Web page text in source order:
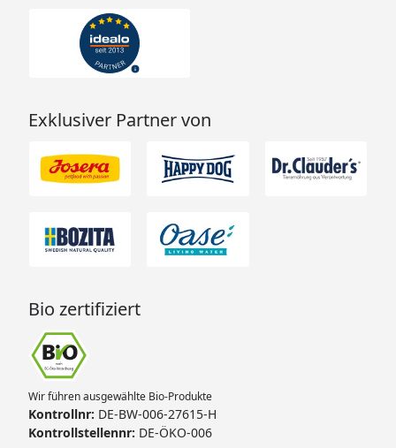
Exklusiver Partner von
Bio zertifiziert
Wir führen ausgewählte Bio-Produkte
Kontrollnr: DE-BW-006-27615-H
Kontrollstellennr: DE-ÖKO-006